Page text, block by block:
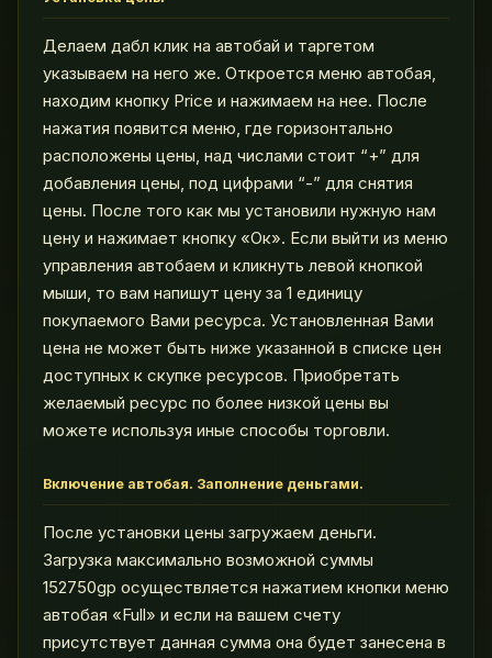
Делаем дабл клик на автобай и таргетом
указываем на него же. Откроется меню автобая,
находим кнопку Price и нажимаем на нее. После
нажатия появится меню, где горизонтально
расположены цены, над числами стоит “+” для
добавления цены, под цифрами “-” для снятия
цены. После того как мы установили нужную нам
цену и нажимает кнопку «Ок». Если выйти из меню
управления автобаем и кликнуть левой кнопкой
мыши, то вам напишут цену за 1 единицу
покупаемого Вами ресурса. Установленная Вами
цена не может быть ниже указанной в списке цен
доступных к скупке ресурсов. Приобретать
желаемый ресурс по более низкой цены вы
можете используя иные способы торговли.
Включение автобая. Заполнение деньгами.
После установки цены загружаем деньги.
Загрузка максимально возможной суммы
152750gp осуществляется нажатием кнопки меню
автобая «Full» и если на вашем счету
присутствует данная сумма она будет занесена в